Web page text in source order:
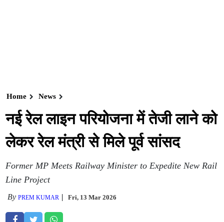
Home News
नई रेल लाइन परियोजना में तेजी लाने को
लेकर रेल मंत्री से मिले पूर्व सांसद
Former MP Meets Railway Minister to Expedite New Rail
Line Project
ByPREM KUMAR Fri, 13 Mar 2026